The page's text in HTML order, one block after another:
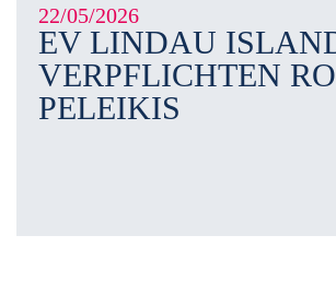
22/05/2026
EV LINDAU
VERPFLICHTEN
PELEIKIS